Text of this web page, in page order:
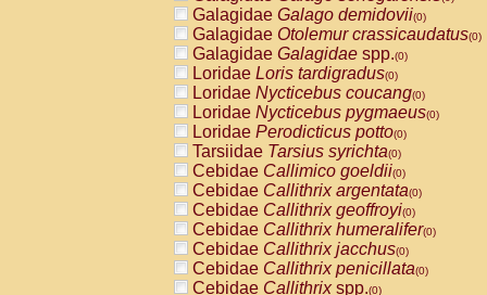
Galagidae Galago demidovii(0)
Galagidae Otolemur crassicaudatus(0)
Galagidae Galagidae spp.(0)
Loridae Loris tardigradus(0)
Loridae Nycticebus coucang(0)
Loridae Nycticebus pygmaeus(0)
Loridae Perodicticus potto(0)
Tarsiidae Tarsius syrichta(0)
Cebidae Callimico goeldii(0)
Cebidae Callithrix argentata(0)
Cebidae Callithrix geoffroyi(0)
Cebidae Callithrix humeralifer(0)
Cebidae Callithrix jacchus(0)
Cebidae Callithrix penicillata(0)
Cebidae Callithrixspp.(0)